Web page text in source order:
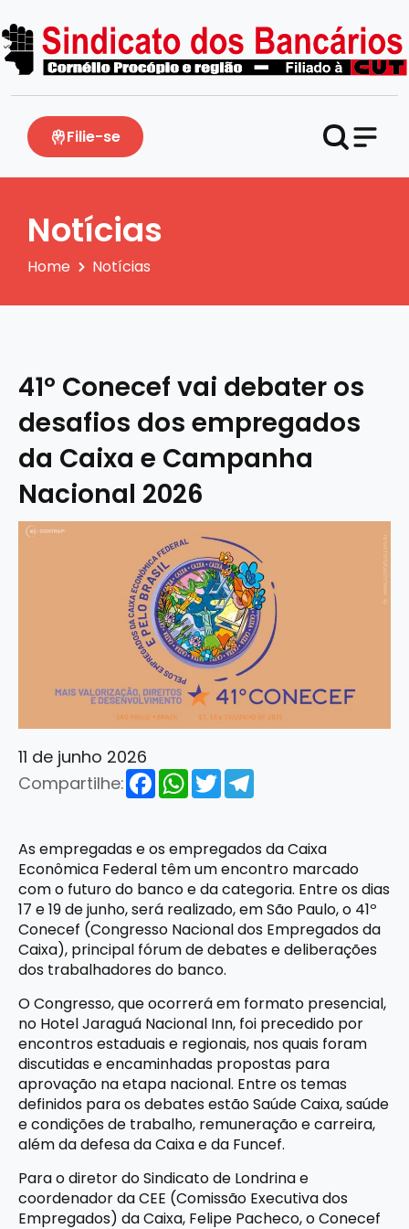
Filie-se
Notícias
Home Notícias
41º Conecef vai debater os
desafios dos empregados
da Caixa e Campanha
Nacional 2026
11 de junho 2026
Compartilhe:
FacebookWhatsApp
Twitter
As empregadas e os empregados da Caixa
Econômica Federal têm um encontro marcado
com o futuro do banco e da categoria. Entre os dias
17 e 19 de junho, será realizado, em São Paulo, o 41º
Conecef (Congresso Nacional dos Empregados da
Caixa), principal fórum de debates e deliberações
dos trabalhadores do banco.
O Congresso, que ocorrerá em formato presencial,
no Hotel Jaraguá Nacional Inn, foi precedido por
encontros estaduais e regionais, nos quais foram
discutidas e encaminhadas propostas para
aprovação na etapa nacional. Entre os temas
definidos para os debates estão Saúde Caixa, saúde
e condições de trabalho, remuneração e carreira,
além da defesa da Caixa e da Funcef.
Para o diretor do Sindicato de Londrina e
coordenador da CEE (Comissão Executiva dos
Empregados) da Caixa, Felipe Pacheco, o Conecef